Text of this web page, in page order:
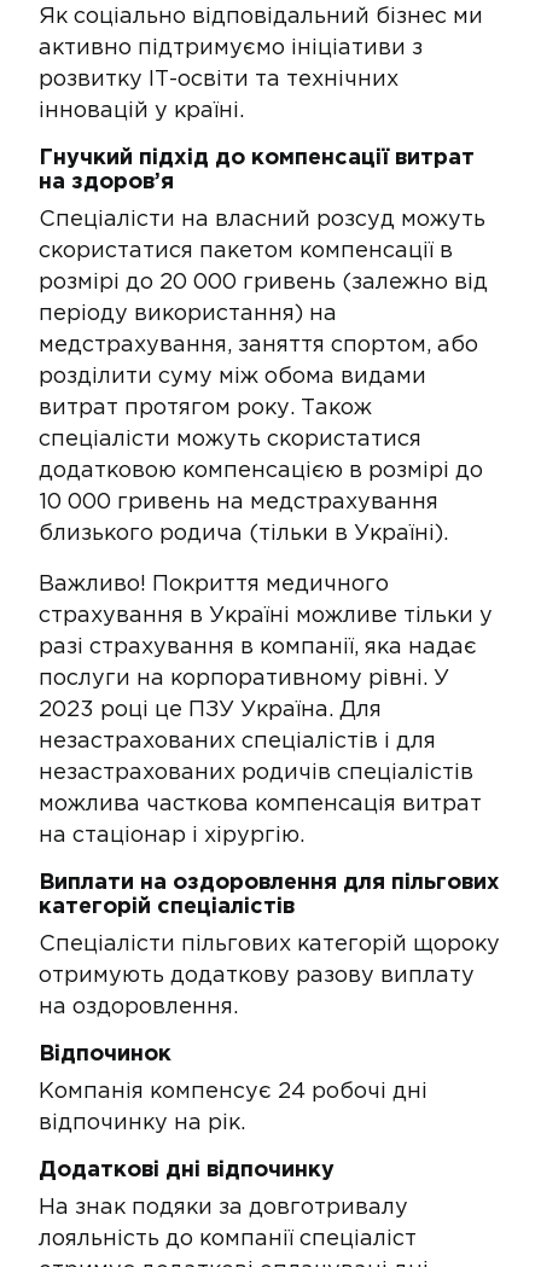
​Як соціально відповідальний бізнес ми
активно підтримуємо ініціативи з
розвитку ІТ-освіти та технічних
інновацій у країні.
​​​Гнучкий підхід до компенсації витрат
на здоров’я​
Спеціалісти на власний розсуд можуть
скористатися пакетом компенсації в
розмірі до 20 000 гривень (залежно від
періоду використання) на
медстрахування​, заняття спортом​, або ​​​
розділити суму між обома видами
витрат протягом року. Також
спеціалісти можуть скористатися
додатковою компенсацією в розмірі до
10 000 гривень на медстрахування
близького родича (тільки в Україні).
Важливо! Покриття медичного
страхування в Україні можливе тільки у
разі страхування в компанії, яка надає
послуги на корпоративному рівні. У
2023 році це ПЗУ Україна​. Для
незастрахованих спеціалістів і для
незастрахованих родичів спеціалістів
можлива часткова компенсація витрат
на стаціонар і хірургію.
​​​Виплати на оздоровлення для пільгових
категорій спеціалі​стів​
Спеціалісти пільгових категорій щороку
отримують додаткову разову виплату
на оздоровлення.
Відпочинок
​Компанія компенсує 24 робочі дні
відпочинку​​ на рік.
Додаткові дні відпочинку​
На знак подяки за довготривалу
лояльність до компанії спеціаліст